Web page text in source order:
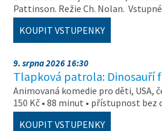
Pattinson. Režie Ch. Nolan.
KOUPIT VSTUPENKY
9. srpna 2026 16:30
Tlapková patrola: Dinosauří
Animovaná komedie pro děti, USA,
150 Kč • 88 minut • přístupnost
KOUPIT VSTUPENKY